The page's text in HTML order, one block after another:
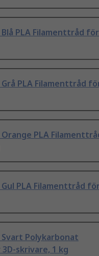
Blå PLA Filamenttråd
Grå PLA Filamenttråd
Orange PLA
Gul PLA Filamenttråd
Svart Polykarbonat
skrivare, 1 kg